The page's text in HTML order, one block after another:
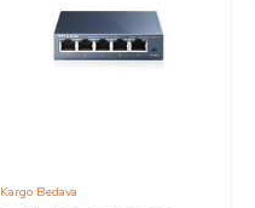
Kargo Bedava